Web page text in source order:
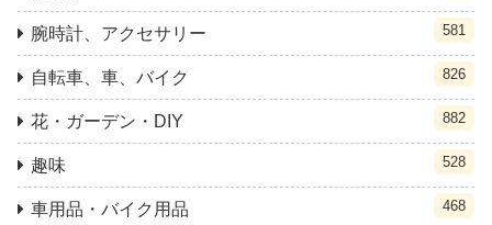
腕時計、アクセサリー 581
自転車、車、バイク 826
花・ガーデン・DIY 882
趣味 528
車用品・バイク用品 468